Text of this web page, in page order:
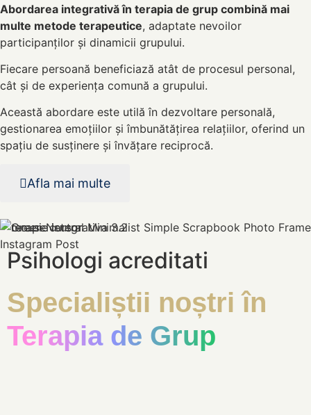
Abordarea integrativă în terapia de grup combină mai
multe metode terapeutice, adaptate nevoilor
participanților și dinamicii grupului.
Fiecare persoană beneficiază atât de procesul personal,
cât și de experiența comună a grupului.
Această abordare este utilă în dezvoltare personală,
gestionarea emoțiilor și îmbunătățirea relațiilor, oferind un
spațiu de susținere și învățare reciprocă.
Afla mai multe
Psihologi acreditati
Specialiștii noștri în
Terapia de Grup